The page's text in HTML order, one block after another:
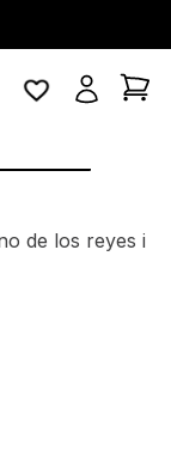
de los reyes i